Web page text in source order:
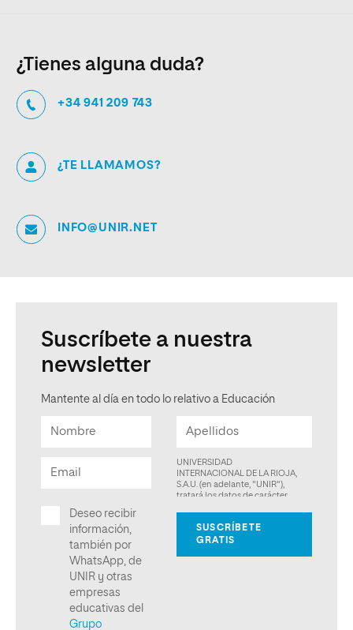
¿Tienes alguna duda?
+34 941 209 743
¿TE LLAMAMOS?
INFO@UNIR.NET
Suscríbete a nuestra
newsletter
Mantente al día en todo lo relativo a Educación